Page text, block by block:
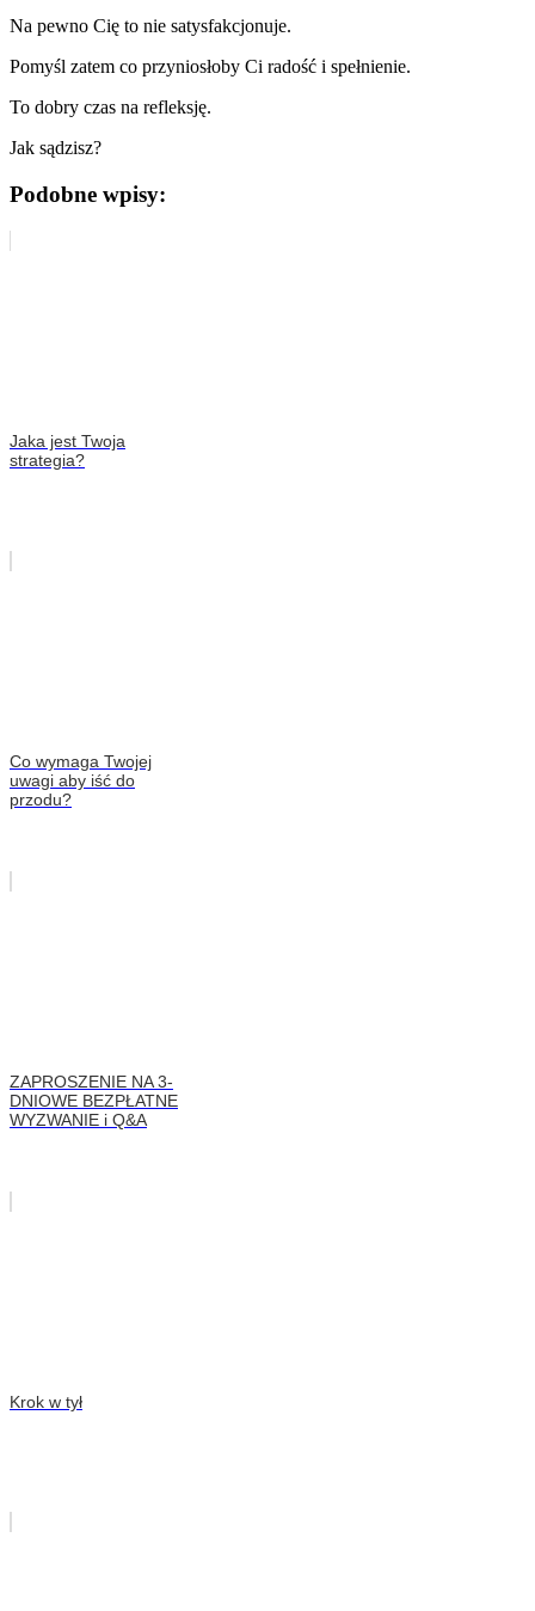
Na pewno Cię to nie satysfakcjonuje.
Pomyśl zatem co przyniosłoby Ci radość i spełnienie.
To dobry czas na refleksję.
Jak sądzisz?
Podobne wpisy:
Jaka jest Twoja
strategia?
Co wymaga Twojej
uwagi aby iść do
przodu?
ZAPROSZENIE NA 3-
DNIOWE BEZPŁATNE
WYZWANIE i Q&A
Krok w tył